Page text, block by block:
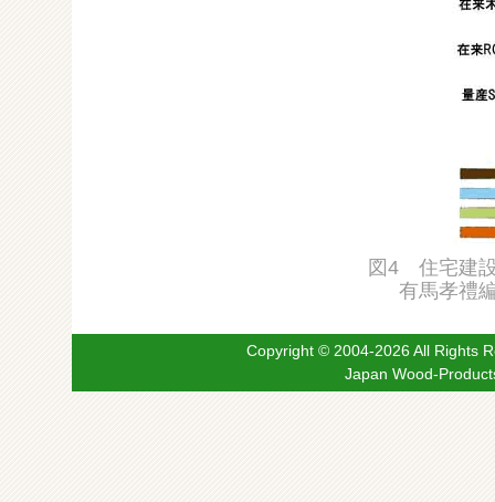
図4 住宅建
有馬孝禮
Copyright © 2004-2026 All Rights
Japan Wood-